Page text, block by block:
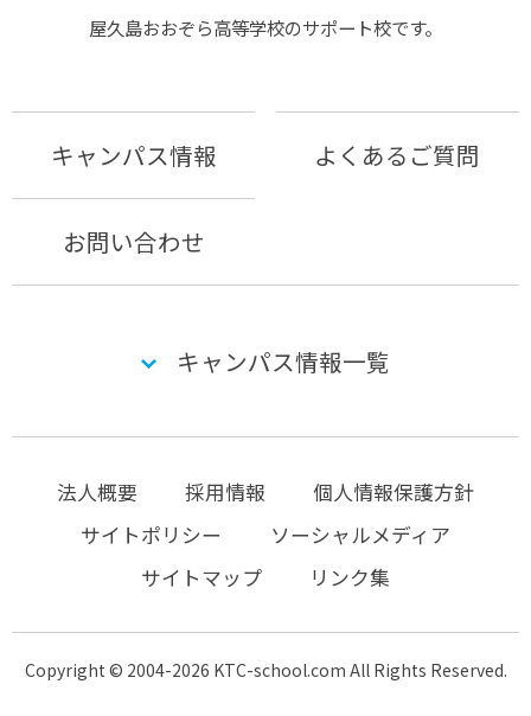
屋久島おおぞら⾼等学校のサポート校です。
キャンパス情報 よくあるご質問
お問い合わせ
キャンパス情報一覧
法人概要 採用情報
個人情報保護方針
サイトポリシー
ソーシャルメディア
サイトマップ
リンク集
Copyright © 2004-2026 KTC-school.com All Rights Reserved.